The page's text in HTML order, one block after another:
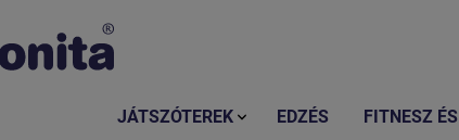
JÁTSZÓTEREK EDZÉS FITNESZ